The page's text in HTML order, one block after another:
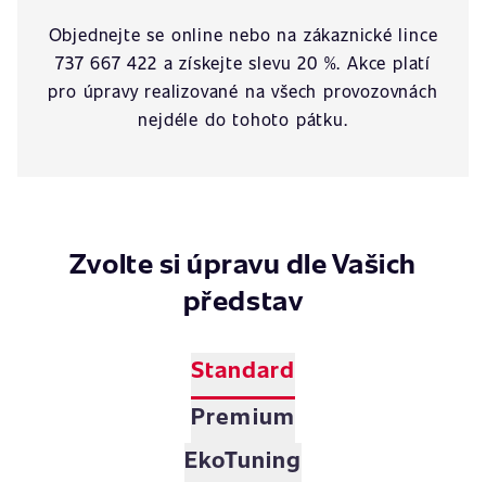
Objednejte se online nebo na zákaznické lince
737 667 422 a získejte slevu 20 %. Akce platí
pro úpravy realizované na všech provozovnách
nejdéle do tohoto pátku.
Zvolte si úpravu dle Vašich
představ
Standard
Premium
EkoTuning